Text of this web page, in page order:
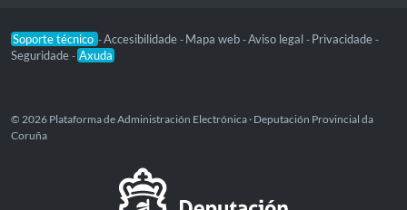
Soporte técnico -Accesibilidade - Mapa web -Aviso legal - Privacidade -
Seguridade - Axuda
© 2026 Plataforma de Administración Electrónica · Deputación Provincial da
Coruña